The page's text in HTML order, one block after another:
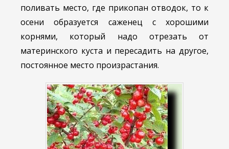
поливать место, где прикопан отводок, то к
осени образуется саженец с хорошими
корнями, который надо отрезать от
материнского куста и пересадить на другое,
постоянное место произрастания.